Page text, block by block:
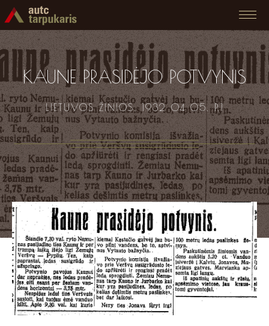
KAUNE PRASIDĖJO POTVYNIS
LIETUVOS ŽINIOS. 1932 04 05. P.1